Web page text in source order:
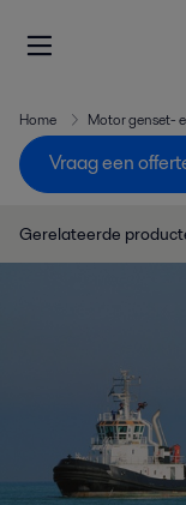
Home Motor genset-
Vraag een
Gerelateerde